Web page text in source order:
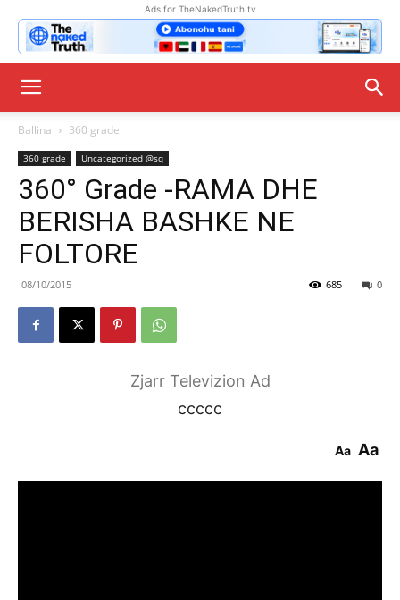
Ads for TheNakedTruth.tv
Ballina 360 grade
360 grade Uncategorized @sq
360° Grade -RAMA DHE
BERISHA BASHKE NE
FOLTORE
08/10/2015 0
685
Zjarr Televizion Ad
ccccc
Aa Aa